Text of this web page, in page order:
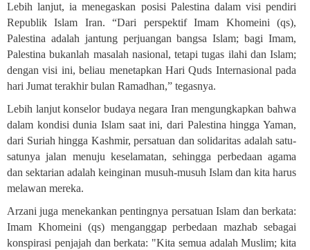
Lebih lanjut, ia menegaskan posisi Palestina dalam visi pendiri
Republik Islam Iran. “Dari perspektif Imam Khomeini (qs),
Palestina adalah jantung perjuangan bangsa Islam; bagi Imam,
Palestina bukanlah masalah nasional, tetapi tugas ilahi dan Islam;
dengan visi ini, beliau menetapkan Hari Quds Internasional pada
hari Jumat terakhir bulan Ramadhan,” tegasnya.
Lebih lanjut konselor budaya negara Iran mengungkapkan bahwa
dalam kondisi dunia Islam saat ini, dari Palestina hingga Yaman,
dari Suriah hingga Kashmir, persatuan dan solidaritas adalah satu-
satunya jalan menuju keselamatan, sehingga perbedaan agama
dan sektarian adalah keinginan musuh-musuh Islam dan kita harus
melawan mereka.
Arzani juga menekankan pentingnya persatuan Islam dan berkata:
Imam Khomeini (qs) menganggap perbedaan mazhab sebagai
konspirasi penjajah dan berkata: "Kita semua adalah Muslim; kita